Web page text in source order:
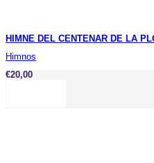
HIMNE DEL CENTENAR DE LA
Himnos
€20,00